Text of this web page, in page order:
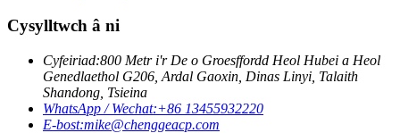
Cysylltwch â ni
Cyfeiriad:800 Metr i'r De o Groesffordd Heol Hubei a Heol
Genedlaethol G206, Ardal Gaoxin, Dinas Linyi, Talaith
Shandong, Tsieina
WhatsApp / Wechat:+86 13455932220
E-bost:mike@chenggeacp.com